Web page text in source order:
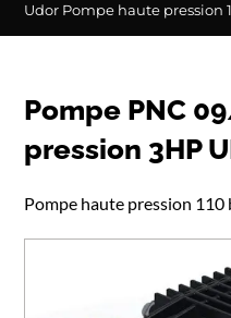
Udor Pompe haute pression
Pompe PNC
pression 3HP
Pompe haute pression 110